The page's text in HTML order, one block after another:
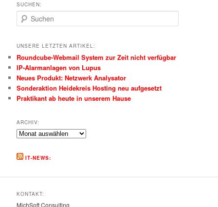
SUCHEN:
Suchen
UNSERE LETZTEN ARTIKEL:
Roundcube-Webmail System zur Zeit nicht verfügbar
IP-Alarmanlagen von Lupus
Neues Produkt: Netzwerk Analysator
Sonderaktion Heidekreis Hosting neu aufgesetzt
Praktikant ab heute in unserem Hause
ARCHIV:
Archiv:
IT-NEWS:
KONTAKT:
MichSoft Consulting